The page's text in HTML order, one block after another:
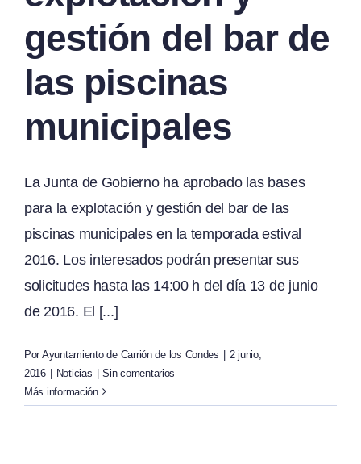
gestión del bar de
las piscinas
municipales
La Junta de Gobierno ha aprobado las bases
para la explotación y gestión del bar de las
piscinas municipales en la temporada estival
2016. Los interesados podrán presentar sus
solicitudes hasta las 14:00 h del día 13 de junio
de 2016. El [...]
Por Ayuntamiento de Carrión de los Condes
2 junio,
2016
Noticias
Sin comentarios
Más información